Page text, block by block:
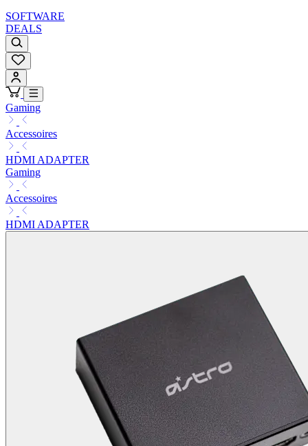
SOFTWARE
DEALS
Gaming
Accessoires
HDMI ADAPTER
Gaming
Accessoires
HDMI ADAPTER